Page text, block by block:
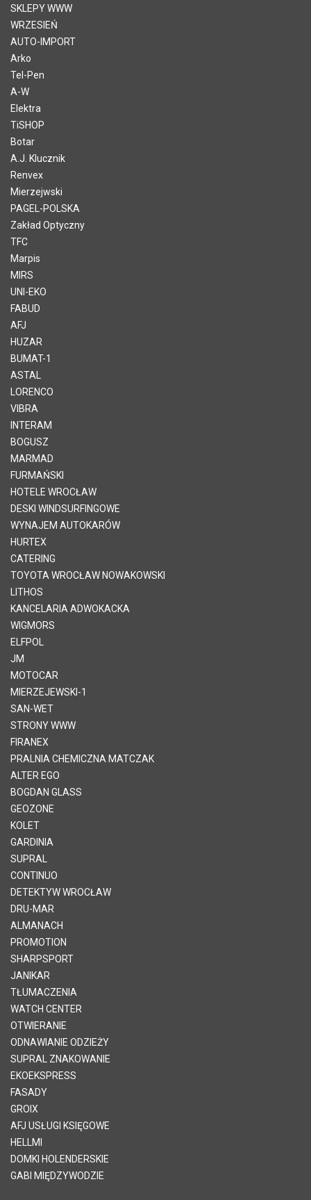
SKLEPY WWW
WRZESIEŃ
AUTO-IMPORT
Arko
Tel-Pen
A-W
Elektra
TiSHOP
Botar
A.J. Klucznik
Renvex
Mierzejwski
PAGEL-POLSKA
Zakład Optyczny
TFC
Marpis
MIRS
UNI-EKO
FABUD
AFJ
HUZAR
BUMAT-1
ASTAL
LORENCO
VIBRA
INTERAM
BOGUSZ
MARMAD
FURMAŃSKI
HOTELE WROCŁAW
DESKI WINDSURFINGOWE
WYNAJEM AUTOKARÓW
HURTEX
CATERING
TOYOTA WROCŁAW NOWAKOWSKI
LITHOS
KANCELARIA ADWOKACKA
WIGMORS
ELFPOL
JM
MOTOCAR
MIERZEJEWSKI-1
SAN-WET
STRONY WWW
FIRANEX
PRALNIA CHEMICZNA MATCZAK
ALTER EGO
BOGDAN GLASS
GEOZONE
KOLET
GARDINIA
SUPRAL
CONTINUO
DETEKTYW WROCŁAW
DRU-MAR
ALMANACH
PROMOTION
SHARPSPORT
JANIKAR
TŁUMACZENIA
WATCH CENTER
OTWIERANIE
ODNAWIANIE ODZIEŻY
SUPRAL ZNAKOWANIE
EKOEKSPRESS
FASADY
GROIX
AFJ USŁUGI KSIĘGOWE
HELLMI
DOMKI HOLENDERSKIE
GABI MIĘDZYWODZIE